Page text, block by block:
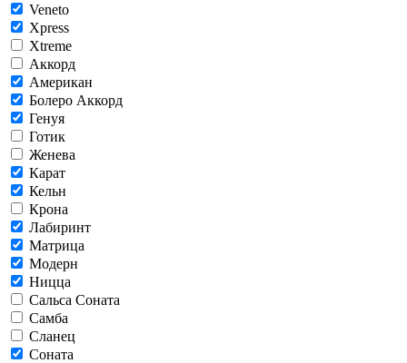
Veneto
Xpress
Xtreme
Аккорд
Американ
Болеро Аккорд
Генуя
Готик
Женева
Карат
Кельн
Крона
Лабиринт
Матрица
Модерн
Ницца
Сальса Соната
Самба
Сланец
Соната